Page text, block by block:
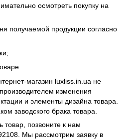
осмотреть покупку на
получаемой продукции согласно
магазин luxliss.in.ua не
изменения
и элементы дизайна товара.
заводского брака товара.
товар, позвоните к нам
. Мы рассмотрим заявку в